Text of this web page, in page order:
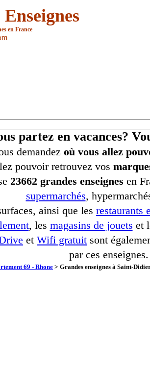
en France
partez en vacances?
demandez où vous allez
pouvoir retrouvez vos
23662 grandes enseignes en
supermarchés,
ainsi que les restaurants
, les magasins de jouets et
et Wifi gratuit sont
par ces enseignes.
69 - Rhone > Grandes enseignes à Saint-